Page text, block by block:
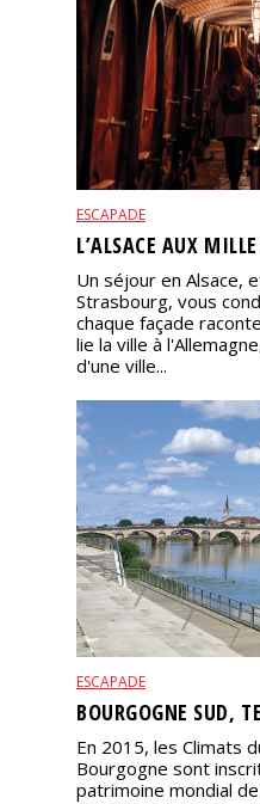
ESCAPADE
L’ALSACE AUX
Un séjour en Alsace,
Strasbourg, vous
chaque façade
lie la ville à
d'une ville...
ESCAPADE
BOURGOGNE SUD,
En 2015, les Climats
Bourgogne sont
patrimoine mondial